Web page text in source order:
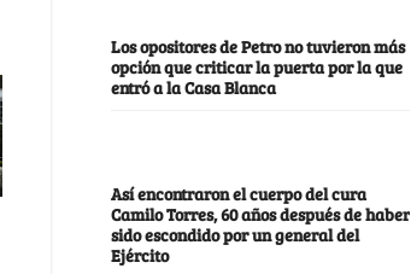
Los opositores de Petro no tuvieron más
opción que criticar la puerta por la que
entró a la Casa Blanca
Así encontraron el cuerpo del cura
Camilo Torres, 60 años después de haber
sido escondido por un general del
Ejército